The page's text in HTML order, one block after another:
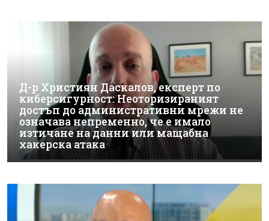
Д-р Християн Даскалов, експерт по
киберсигурност: Неоторизираният
достъп до административни мрежи не
означава непременно, че е имало
изтичане на данни или мащабна
хакерска атака